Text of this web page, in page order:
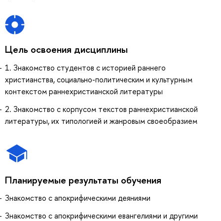
Цель освоения дисциплины
1. Знакомство студентов с историей раннего
христианства, социально-политическим и культурным
контекстом раннехристианской литературы
2. Знакомство с корпусом текстов раннехристианской
литературы, их типологией и жанровым своеобразием
Планируемые результаты обучения
Знакомство с апокрифическими деяниями
Знакомство с апокрифическими евангелиями и другими